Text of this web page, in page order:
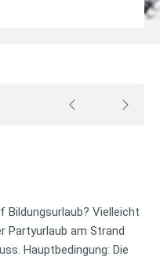
Bildungsurlaub? Vielleicht
Partyurlaub am Strand
Hauptbedingung: Die